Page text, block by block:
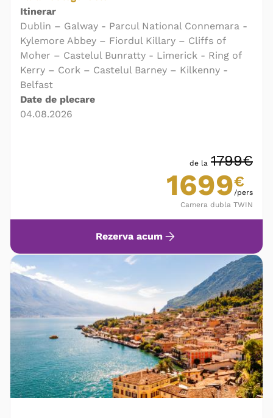
Itinerar
Dublin – Galway - Parcul National Connemara -
Kylemore Abbey – Fiordul Killary – Cliffs of
Moher – Castelul Bunratty - Limerick - Ring of
Kerry – Cork – Castelul Barney – Kilkenny -
Belfast
Date de plecare
04.08.2026
de la 1799€
1699€
/pers
Camera dubla TWIN
Rezerva acum